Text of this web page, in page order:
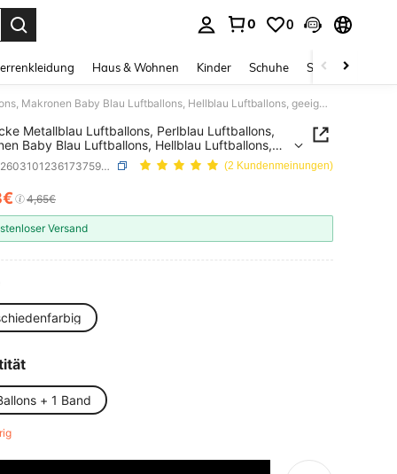
0 0
Haus & Wohnen Kinder Schuhe Schmuck &
31 Stücke Metallblau Luftballons, Perlblau Luftballons, Makronen Baby Blau Luftballons, Hellblau Luftballons, geeignet für Brautparty, Babyparty, Geburtstagsfest
Metallblau Luftballons, Perlblau Luftballons,
Baby Blau Luftballons, Hellblau Luftballons,
für Brautparty, Babyparty, Geburtstagsfest
SKU: sh260310123617375975836 (2 Kundenmeinungen)
AND AVAILABILITY
4,65€
Versand
+ 1 Band